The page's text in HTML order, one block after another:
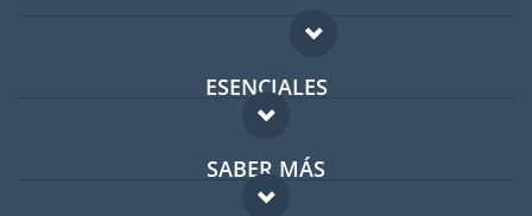
ESENCIALES
Foro para expatriados
Guía para expatriados
SABER MÁS
FAQ